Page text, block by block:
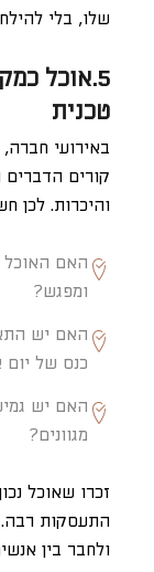
שלו, בלי
5.אוכל
טכנית
באירועי
קורים הדברים
והיכרות. לכן
האם האוכל
ומפגש?
האם יש
כנס של יום
האם יש
מגוונים?
זכרו שאוכל
התעסקות רבה.
ולחבר בין